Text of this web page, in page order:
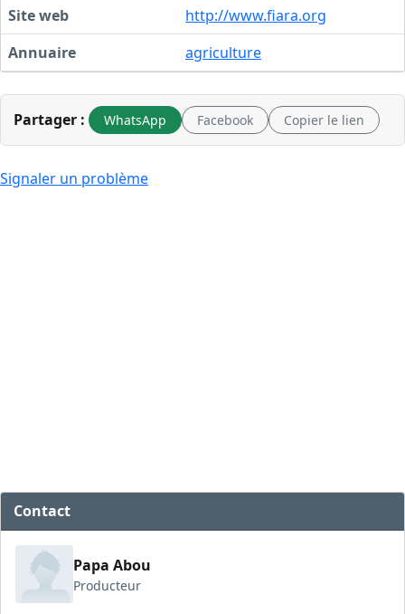
Site web
http://www.fiara.org
Annuaire
agriculture
Partager : WhatsApp Facebook Copier le lien
Signaler un problème
Contact
Papa Abou
Producteur